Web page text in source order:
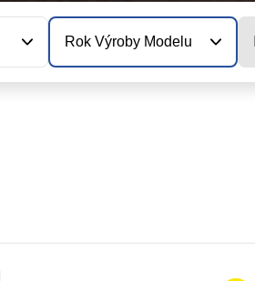
Rok Výroby Modelu